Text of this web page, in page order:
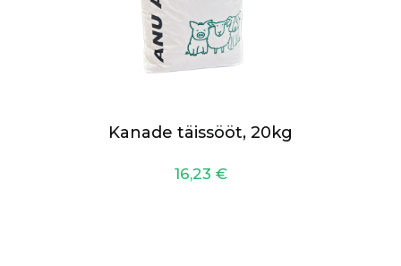
Kanade täissööt, 20kg
16,23 €